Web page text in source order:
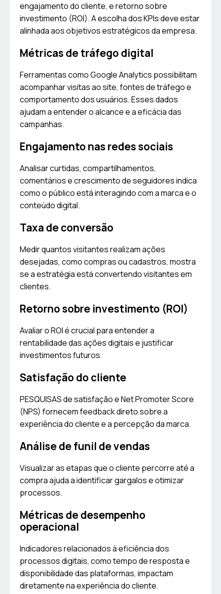
engajamento do cliente, e retorno sobre
investimento (ROI). A escolha dos KPIs deve estar
alinhada aos objetivos estratégicos da empresa.
Métricas de tráfego digital
Ferramentas como Google Analytics possibilitam
acompanhar visitas ao site, fontes de tráfego e
comportamento dos usuários. Esses dados
ajudam a entender o alcance e a eficácia das
campanhas.
Engajamento nas redes sociais
Analisar curtidas, compartilhamentos,
comentários e crescimento de seguidores indica
como o público está interagindo com a marca e o
conteúdo digital.
Taxa de conversão
Medir quantos visitantes realizam ações
desejadas, como compras ou cadastros, mostra
se a estratégia está convertendo visitantes em
clientes.
Retorno sobre investimento (ROI)
Avaliar o ROI é crucial para entender a
rentabilidade das ações digitais e justificar
investimentos futuros.
Satisfação do cliente
PESQUISAS de satisfação e Net Promoter Score
(NPS) fornecem feedback direto sobre a
experiência do cliente e a percepção da marca.
Análise de funil de vendas
Visualizar as etapas que o cliente percorre até a
compra ajuda a identificar gargalos e otimizar
processos.
Métricas de desempenho
operacional
Indicadores relacionados à eficiência dos
processos digitais, como tempo de resposta e
disponibilidade das plataformas, impactam
diretamente na experiência do cliente.